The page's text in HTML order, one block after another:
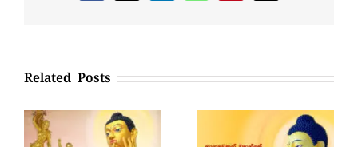
Related Posts